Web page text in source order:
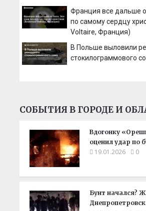
Франция все дальше
по самому сердцу
Voltaire, Франция)
В Польше выловили
стокилограммового
СОБЫТИЯ В ГОРОДЕ И
Вдогонку
оценил удар по
19.01.2026 0
Бунт начался?